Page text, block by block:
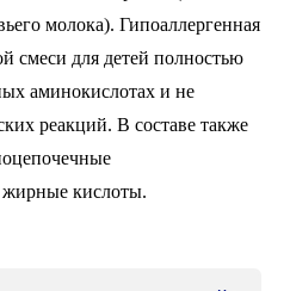
молока). Гипоаллергенная
смеси для детей полностью
аминокислотах и не
реакций. В составе также
кислоты.